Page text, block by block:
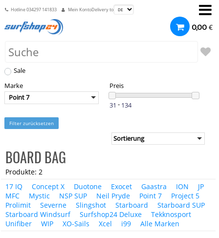
Hotline034297 141833 Mein KontoDelivery to
0,00 €
Sale
Marke
Point 7
Preis
-
Filter zurücksetzen
BOARD BAG
Produkte: 2
17 IQ
Concept X Duotone Exocet Gaastra ION
JP
MFC
Mystic NSP SUP Neil Pryde Point 7
Project 5
Prolimit
Severne Slingshot Starboard
Starboard SUP
Starboard Windsurf
Surfshop24 Deluxe
Tekknosport
Unifiber
WIP XO-Sails Xcel i99 Alle Marken